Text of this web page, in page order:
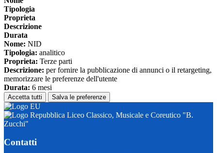
Tipologia
Proprieta
Descrizione
Durata
Nome: NID
Tipologia: analitico
Proprieta: Terze parti
Descrizione: per fornire la pubblicazione di annunci o il retargeting,
memorizzare le preferenze dell'utente
Durata: 6 mesi
Accetta tutti Salva le preferenze
Liceo Classico, Musicale e Coreutico "B.
Zucchi"
Contatti